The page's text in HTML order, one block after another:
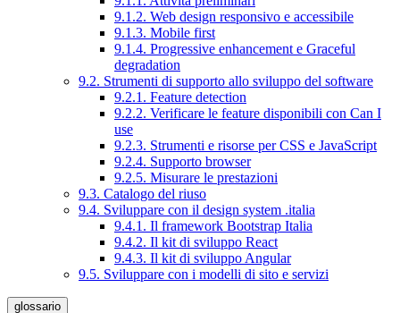
9.1.2. Web design responsivo e accessibile
9.1.3. Mobile first
9.1.4. Progressive enhancement e Graceful
degradation
9.2. Strumenti di supporto allo sviluppo del software
9.2.1. Feature detection
9.2.2. Verificare le feature disponibili con Can I
use
9.2.3. Strumenti e risorse per CSS e JavaScript
9.2.4. Supporto browser
9.2.5. Misurare le prestazioni
9.3. Catalogo del riuso
9.4. Sviluppare con il design system .italia
9.4.1. Il framework Bootstrap Italia
9.4.2. Il kit di sviluppo React
9.4.3. Il kit di sviluppo Angular
9.5. Sviluppare con i modelli di sito e servizi
glossario